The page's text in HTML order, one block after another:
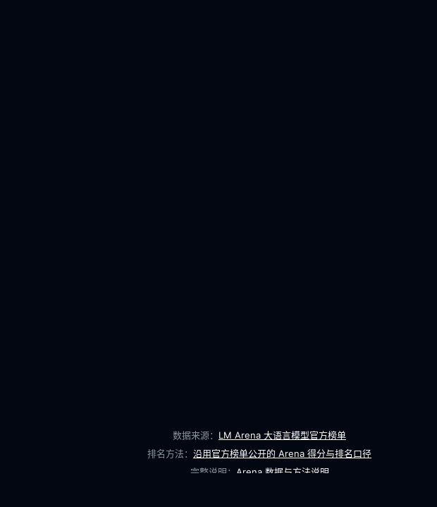
数据来源： LM Arena 大语言模型官方榜单
排名方法： 沿用官方榜单公开的 Arena 得分与排名口径
完整说明： Arena 数据与方法说明